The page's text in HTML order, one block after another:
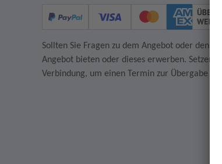
Sollten Sie Fragen zu dem Angebot oder den
Angebot bieten oder dieses erwerben. Setzen
Verbindung, um einen Termin zur Übergabe